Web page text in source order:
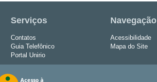
Serviços
Contatos
Guia Telefônico
Portal Unirio
Navegação
Acessibilidade
Mapa do Site